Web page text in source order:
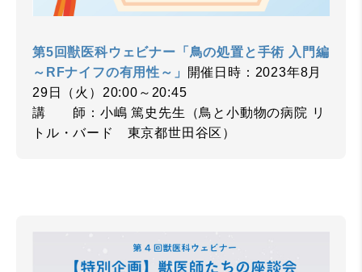
第5回獣医科ウェビナー「鳥の処置と手術 入門編
～RFナイフの有用性～」
開催日時：2023年8月
29日（火）20:00～20:45
講 師：小嶋 篤史先生（鳥と小動物の病院 リ
トル・バード 東京都世田谷区）